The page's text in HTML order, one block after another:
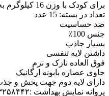
برای کودک با وزن 16 کیلوگرم به بالا
تعداد در بسته: 15 عدد
ضد حساسیت
جنس 100٪
بسیار جاذب
داشتن لایه تنفسی
فوق العاده نازک و نرم
حاوی عصاره بابونه ارگانیک
دارای لایه دوم جهت پخش و جذب
پروانه نمایش بهداشت :۹۵۸۱۷۳۷۱۴۳۲۵۸۴۴۲